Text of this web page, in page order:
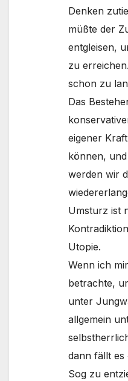
Denken
müßte der
entgleisen,
zu
schon zu
Das
eigener
können,
werden wir
Umsturz ist
Utopie.
Wenn ich
betrachte,
unter
allgemein
dann fällt es
Sog zu